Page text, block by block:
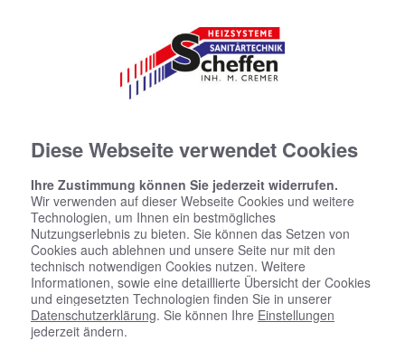
Diese Webseite verwendet Cookies
Ihre Zustimmung können Sie jederzeit widerrufen.
Wir verwenden auf dieser Webseite Cookies und weitere
Technologien, um Ihnen ein bestmögliches
Nutzungserlebnis zu bieten. Sie können das Setzen von
Cookies auch ablehnen und unsere Seite nur mit den
technisch notwendigen Cookies nutzen. Weitere
Informationen, sowie eine detaillierte Übersicht der Cookies
und eingesetzten Technologien finden Sie in unserer
Datenschutzerklärung. Sie können Ihre Einstellungen
jederzeit ändern.